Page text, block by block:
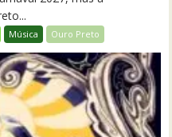
Música Ouro Preto